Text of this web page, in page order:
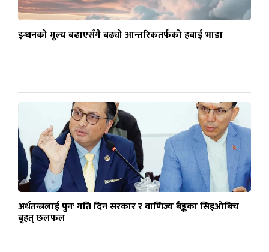
इन्धनको मूल्य बढाएसँगै बढ्यो आन्तरिकतर्फको हवाई भाडा
अर्थतन्त्रलाई पुनः गति दिन सरकार र वाणिज्य बैङ्कका सिइओबिच
बृहत् छलफल